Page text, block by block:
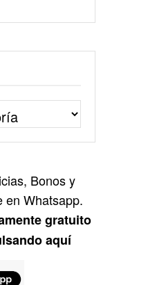
Bonos y
en Whatsapp.
gratuito
aquí